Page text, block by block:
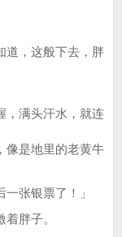
，这般下去，胖
满头汗水，就连
像是地里的老黄牛
张银票了！」
胖子。